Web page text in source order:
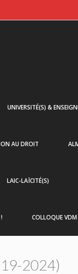
UNIVERSITÉ(S) &
AU DROIT
LAIC-LAÏCITÉ(S)
COLLOQUE
2024)